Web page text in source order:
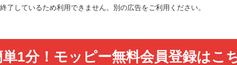
了しているため利用できません。別の広告をご利用ください。
単1分！モッピー無料会員登録はこ